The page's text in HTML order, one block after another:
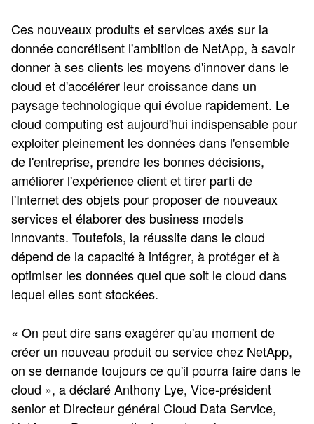
Ces nouveaux produits et services axés sur la
donnée concrétisent l'ambition de NetApp, à savoir
donner à ses clients les moyens d'innover dans le
cloud et d'accélérer leur croissance dans un
paysage technologique qui évolue rapidement. Le
cloud computing est aujourd'hui indispensable pour
exploiter pleinement les données dans l'ensemble
de l'entreprise, prendre les bonnes décisions,
améliorer l'expérience client et tirer parti de
l'Internet des objets pour proposer de nouveaux
services et élaborer des business models
innovants. Toutefois, la réussite dans le cloud
dépend de la capacité à intégrer, à protéger et à
optimiser les données quel que soit le cloud dans
lequel elles sont stockées.
« On peut dire sans exagérer qu'au moment de
créer un nouveau produit ou service chez NetApp,
on se demande toujours ce qu'il pourra faire dans le
cloud », a déclaré Anthony Lye, Vice-président
senior et Directeur général Cloud Data Service,